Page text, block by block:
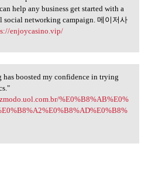
post! There
help any business get started with a
social networking campaign. 메이저사
enjoycasino.vip/
boosted my
has boosted my confidence in trying
%E0%B8%AB%E0%